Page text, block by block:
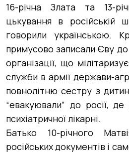
16-річна Злата та 13-
цькування в російській
говорили українською.
примусово записали Єву до
організації, що
служби в армії держави-
повнолітню сестру з
“евакуювали” до росії,
психіатричної лікарні.
Батько 10-річного
російських документів і